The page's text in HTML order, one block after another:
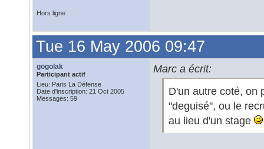
Hors ligne
Tue 16 May 2006 09:47
gogolak
Participant actif
Lieu: Paris La Défense
Date d'inscription: 21 Oct 2005
Messages: 59
Marc a écrit:
D'un autre coté, on
"deguisé", ou le
au lieu d'un stage